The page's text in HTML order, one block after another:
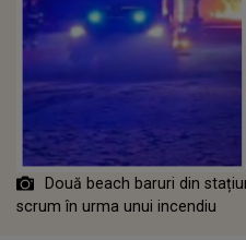
Două beach baruri din
scrum în urma unui incendiu